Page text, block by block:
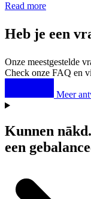
Read more
Heb je een
Onze meestgestelde
Check onze FAQ en
Meer
Kunnen nākd
een